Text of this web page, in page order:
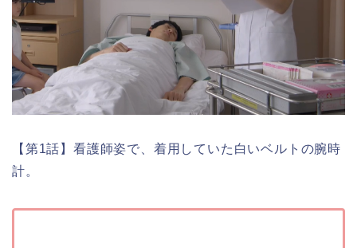
【第1話】看護師姿で、着用していた白いベルトの腕時
計。